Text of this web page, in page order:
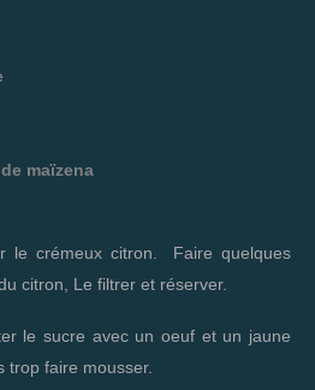
maïzena
le crémeux citron. Faire quelques
citron, Le filtrer et réserver.
le sucre avec un oeuf et un jaune
faire mousser.